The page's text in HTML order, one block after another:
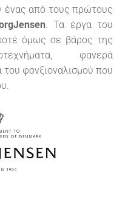
ένας από τους πρώτους
. Τα έργα του
όμως σε βάρος της
φανερά
φονξιοναλισμού που